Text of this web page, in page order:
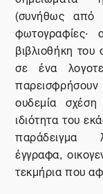
(συνήθως από
βιβλιοθήκη
σε ένα
ουδεμία
ιδιότητα του
παράδειγμα
έγγραφα,
τεκμήρια που